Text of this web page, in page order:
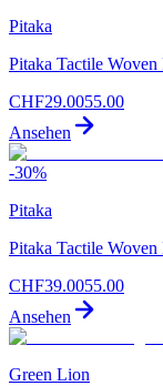
Pitaka
Pitaka Tactile
CHF29.0055.00
Ansehen
-30%
Pitaka
Pitaka Tactile
CHF39.0055.00
Ansehen
Green Lion